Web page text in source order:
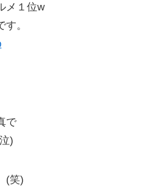
メ１位w
。
で
)
(笑)